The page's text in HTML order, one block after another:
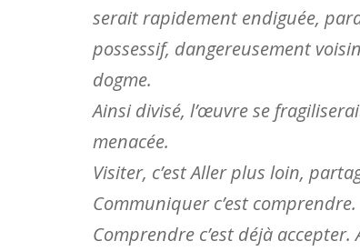
serait rapidement endiguée,
possessif, dangereusement
dogme.
Ainsi divisé, l’œuvre se
menacée.
Visiter, c’est Aller plus loin,
Communiquer c’est comprendre.
Comprendre c’est déjà